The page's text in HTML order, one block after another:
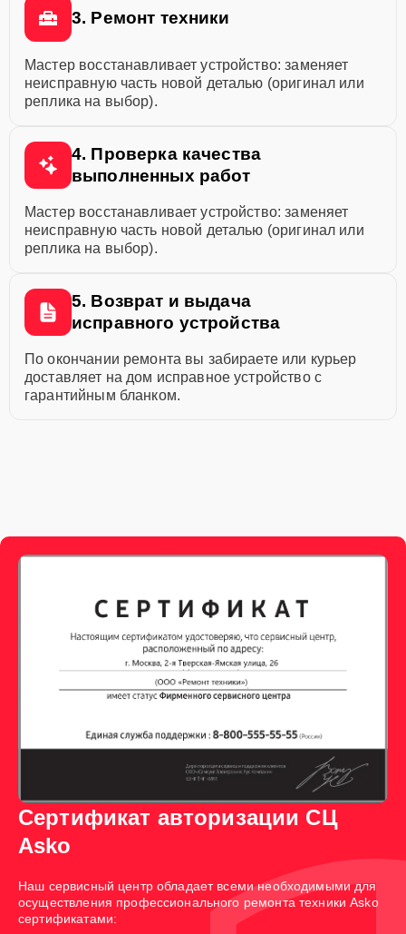
3. Ремонт техники
Мастер восстанавливает устройство: заменяет
неисправную часть новой деталью (оригинал или
реплика на выбор).
4. Проверка качества
выполненных работ
Мастер восстанавливает устройство: заменяет
неисправную часть новой деталью (оригинал или
реплика на выбор).
5. Возврат и выдача
исправного устройства
По окончании ремонта вы забираете или курьер
доставляет на дом исправное устройство с
гарантийным бланком.
Сертификат авторизации СЦ
Asko
Наш сервисный центр обладает всеми необходимыми для
осуществления профессионального ремонта техники Asko
сертификатами: